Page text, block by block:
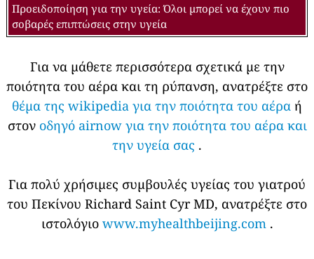
Προειδοποίηση για την υγεία: Όλοι μπορεί να έχουν πιο
σοβαρές επιπτώσεις στην υγεία
Για να μάθετε περισσότερα σχετικά με την
ποιότητα του αέρα και τη ρύπανση, ανατρέξτε στο
θέμα της wikipedia για την ποιότητα του αέρα ή
στον οδηγό airnow για την ποιότητα του αέρα και
την υγεία σας .
Για πολύ χρήσιμες συμβουλές υγείας του γιατρού
του Πεκίνου Richard Saint Cyr MD, ανατρέξτε στο
ιστολόγιο www.myhealthbeijing.com.